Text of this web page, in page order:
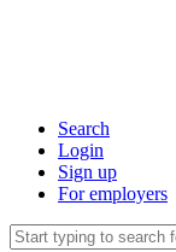
Search
Login
Sign up
For employers